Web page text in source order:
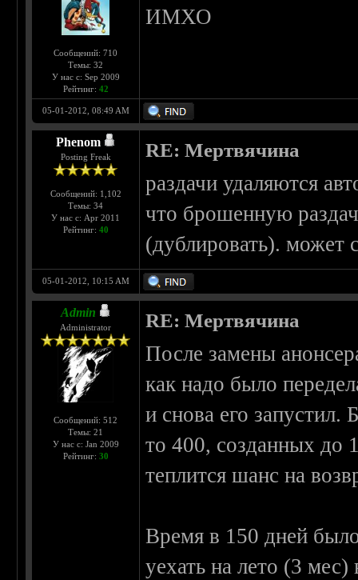
Сообщений: 710
Темы: 32
У нас с: Sep 2009
Рейтинг: 42
ИМХО
05-01-2012, 08:49 AM
Phenom
Posting Freak
Сообщений: 1,102
Темы: 34
У нас с: Apr 2011
Рейтинг: 40
RE: Мертвячина
раздачи удаляются
что брошенную
(дублировать). может
05-01-2012, 10:15 AM
Admin
Administrator
Сообщений: 512
Темы: 21
У нас с: Jan 2009
Рейтинг: 30
RE: Мертвячина
После замены
как надо было
и снова его запустил.
то 400, созданных до
теплится шанс на
Время в 150 дней
уехать на лето (3